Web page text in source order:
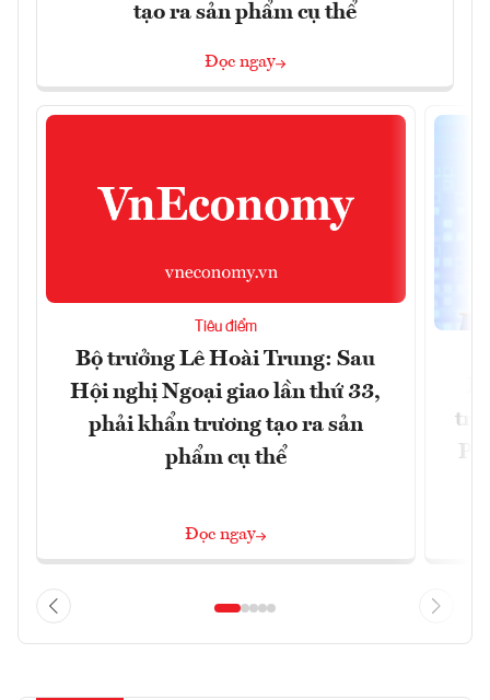
tạo ra sản phẩm cụ thể
Đọc ngay
Tiêu điểm
Bộ trưởng Lê Hoài Trung: Sau
Hội nghị Ngoại giao lần thứ 33,
phải khẩn trương tạo ra sản
phẩm cụ thể
Đọc ngay